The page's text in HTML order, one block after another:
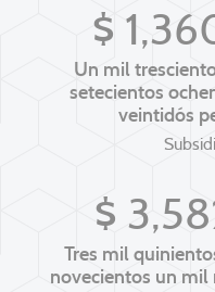
$
Un mil
setecientos
veintidós
$
Tres mil
novecientos un